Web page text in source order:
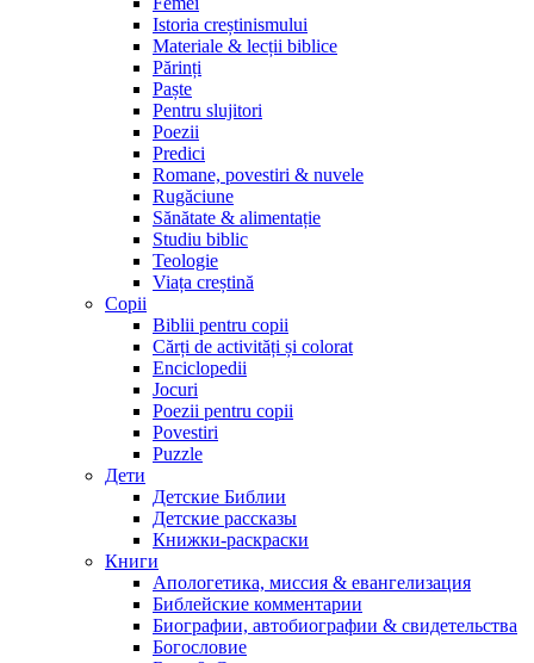
Istoria creștinismului
Materiale & lecții biblice
Părinți
Paște
Pentru slujitori
Poezii
Predici
Romane, povestiri & nuvele
Rugăciune
Sănătate & alimentație
Studiu biblic
Teologie
Viața creștină
Copii
Biblii pentru copii
Cărți de activități și colorat
Enciclopedii
Jocuri
Poezii pentru copii
Povestiri
Puzzle
Дети
Детские Библии
Детские рассказы
Книжки-раскраски
Книги
Апологетика, миссия & евангелизация
Библейские комментарии
Биографии, автобиографии & свидетельства
Богословие